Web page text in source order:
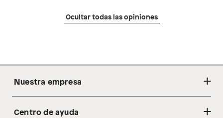
Ocultar todas las opiniones
Nuestra empresa
Acerca de nosotros
Centro de ayuda